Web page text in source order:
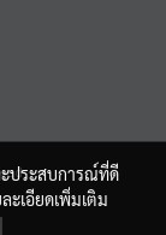
ะประสบการณ์ที่ดี
ะเอียดเพิ่มเติม